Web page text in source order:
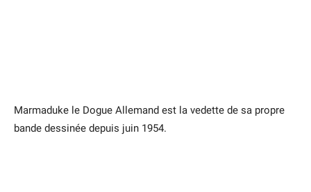
Marmaduke le Dogue Allemand est la vedette de sa propre
bande dessinée depuis juin 1954.